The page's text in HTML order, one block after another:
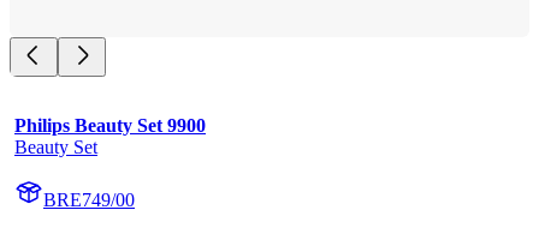
Philips Beauty Set 9900
Beauty Set
BRE749/00